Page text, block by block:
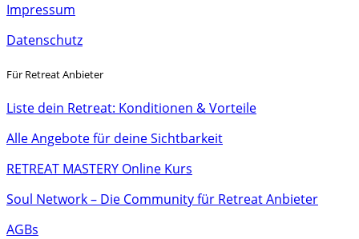
Impressum
Datenschutz
Für Retreat Anbieter
Liste dein Retreat: Konditionen & Vorteile
Alle Angebote für deine Sichtbarkeit
RETREAT MASTERY Online Kurs
Soul Network – Die Community für Retreat Anbieter
AGBs